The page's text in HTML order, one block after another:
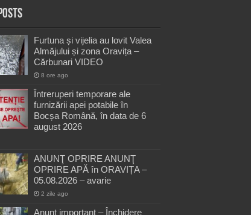
Furtuna și vijelia au lovit Valea
Almăjului și zona Oravița –
Cărbunari VIDEO
8 ore ago
Întreruperi temporare ale
furnizării apei potabile în
Bocșa Română, în data de 6
august 2026
ANUNŢ OPRIRE ANUNŢ
OPRIRE APĂ în ORAVIȚA –
05.08.2026 – avarie
2 zile ago
Anunț important – Închidere